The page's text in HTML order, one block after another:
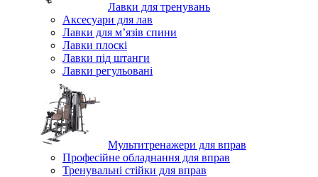
Лавки для тренувань
Аксесуари для лав
Лавки для м’язів спини
Лавки плоскі
Лавки під штанги
Лавки регульовані
Мультитренажери для вправ
Професійне обладнання для вправ
Тренувальні стійки для вправ